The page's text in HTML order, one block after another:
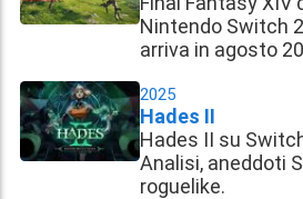
Nintendo Switch
arriva in agosto
2025
Hades II
Hades II su
Analisi, aneddoti
roguelike.